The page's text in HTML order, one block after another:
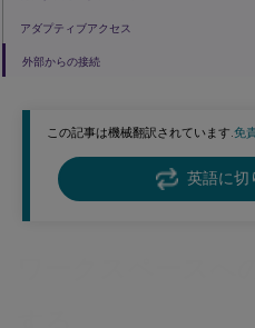
この記事は機械翻訳されています.免
英語に切
アダプティブアクセス
外部からの接続